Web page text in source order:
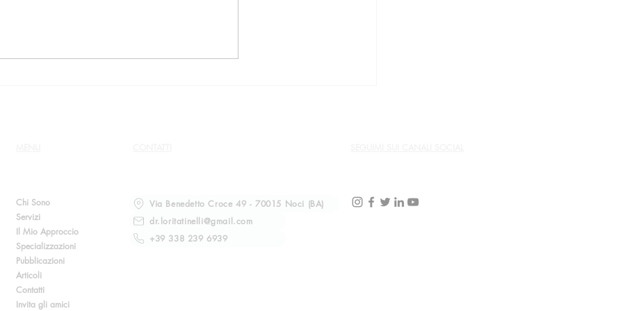
Chi Sono
Servizi
Il Mio Approccio
Specializzazioni
Pubblicazioni
Articoli
Contatti
Invita gli amici
Via Benedetto Croce 49 - 70015 Noci (BA)
dr.loritatinelli@gmail.com
+39 338 239 6939